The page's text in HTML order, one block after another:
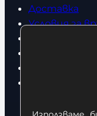
Доставка
Условия за